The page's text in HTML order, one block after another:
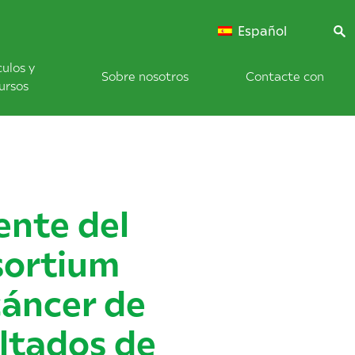
Español
y
Sobre nosotros Contacte con
del
de
de